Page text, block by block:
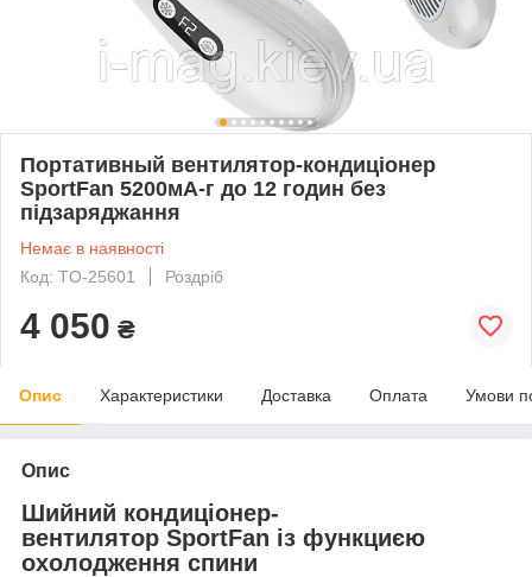
Портативный вентилятор-кондиціонер
SportFan 5200мА-г до 12 годин без
підзаряджання
Немає в наявності
Код: TO-25601
Роздріб
4 050 ₴
Опис Характеристики Доставка Оплата Умови
Опис
Шийний кондиціонер-
вентилятор SportFan із функциєю
охолодження спини